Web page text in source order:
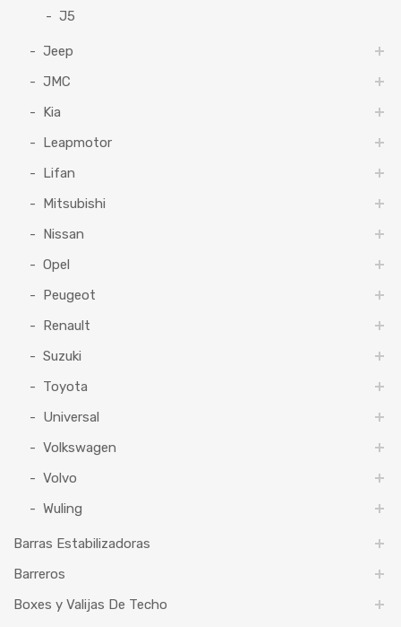
J5
Jeep
JMC
Kia
Leapmotor
Lifan
Mitsubishi
Nissan
Opel
Peugeot
Renault
Suzuki
Toyota
Universal
Volkswagen
Volvo
Wuling
Barras Estabilizadoras
Barreros
Boxes y Valijas De Techo